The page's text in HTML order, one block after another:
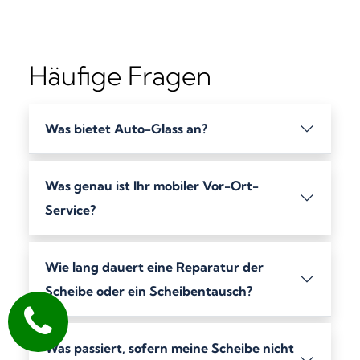
Häufige Fragen
Was bietet Auto-Glass an?
Was genau ist Ihr mobiler Vor-Ort-
Service?
Wie lang dauert eine Reparatur der
Scheibe oder ein Scheibentausch?
Was passiert, sofern meine Scheibe nicht